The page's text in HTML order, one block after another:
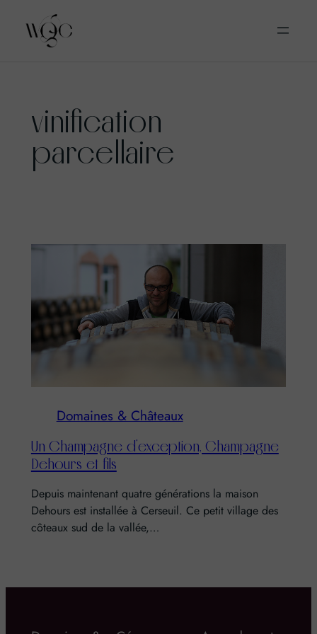
contenuvinification
parcellaire
Domaines & Châteaux
Un Champagne d’exception, Champagne
Dehours et fils
Depuis maintenant quatre générations la maison
Dehours est installée à Cerseuil. Ce petit village des
côteaux sud de la vallée,…